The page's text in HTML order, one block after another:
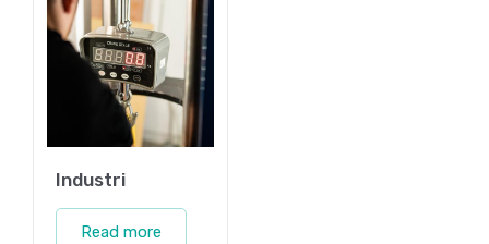
Industri
Read more